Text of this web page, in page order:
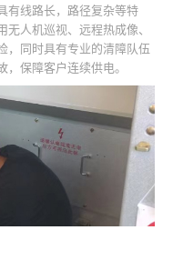
有线路长，路径复杂等特
人机巡视、远程热成像、
，同时具有专业的清障队伍
保障客户连续供电。